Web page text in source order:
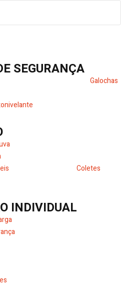
SEGURANÇA
Galochas
Coletes
INDIVIDUAL
de Carga